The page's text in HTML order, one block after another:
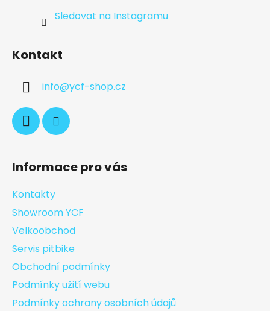
Sledovat na Instagramu
Kontakt
info@ycf-shop.cz
Informace pro vás
Kontakty
Showroom YCF
Velkoobchod
Servis pitbike
Obchodní podmínky
Podmínky užití webu
Podmínky ochrany osobních údajů